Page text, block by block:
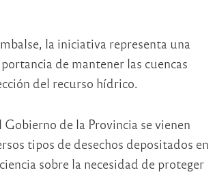
la iniciativa representa una
de mantener las cuencas
del recurso hídrico.
de la Provincia se vienen
tipos de desechos depositados en
sobre la necesidad de proteger